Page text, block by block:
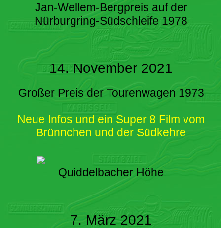
Jan-Wellem-Bergpreis auf der
Nürburgring-Südschleife 1978
14. November 2021
Großer Preis der Tourenwagen 1973
Neue Infos und ein Super 8 Film vom
Brünnchen und der Südkehre
Quiddelbacher Höhe
7. März 2021